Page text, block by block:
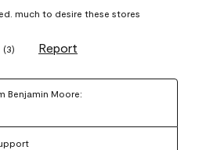
much to desire these stores
(3) Report
Benjamin Moore: